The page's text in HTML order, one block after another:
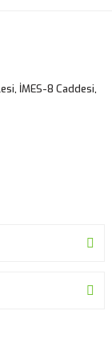
İMES-8 Caddesi,